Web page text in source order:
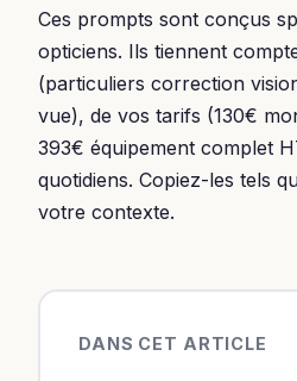
Ces prompts sont conçus
opticiens. Ils tiennent
(particuliers correction
vue), de vos tarifs (130€
393€ équipement complet
quotidiens. Copiez-les tels
votre contexte.
DANS CET ARTICLE